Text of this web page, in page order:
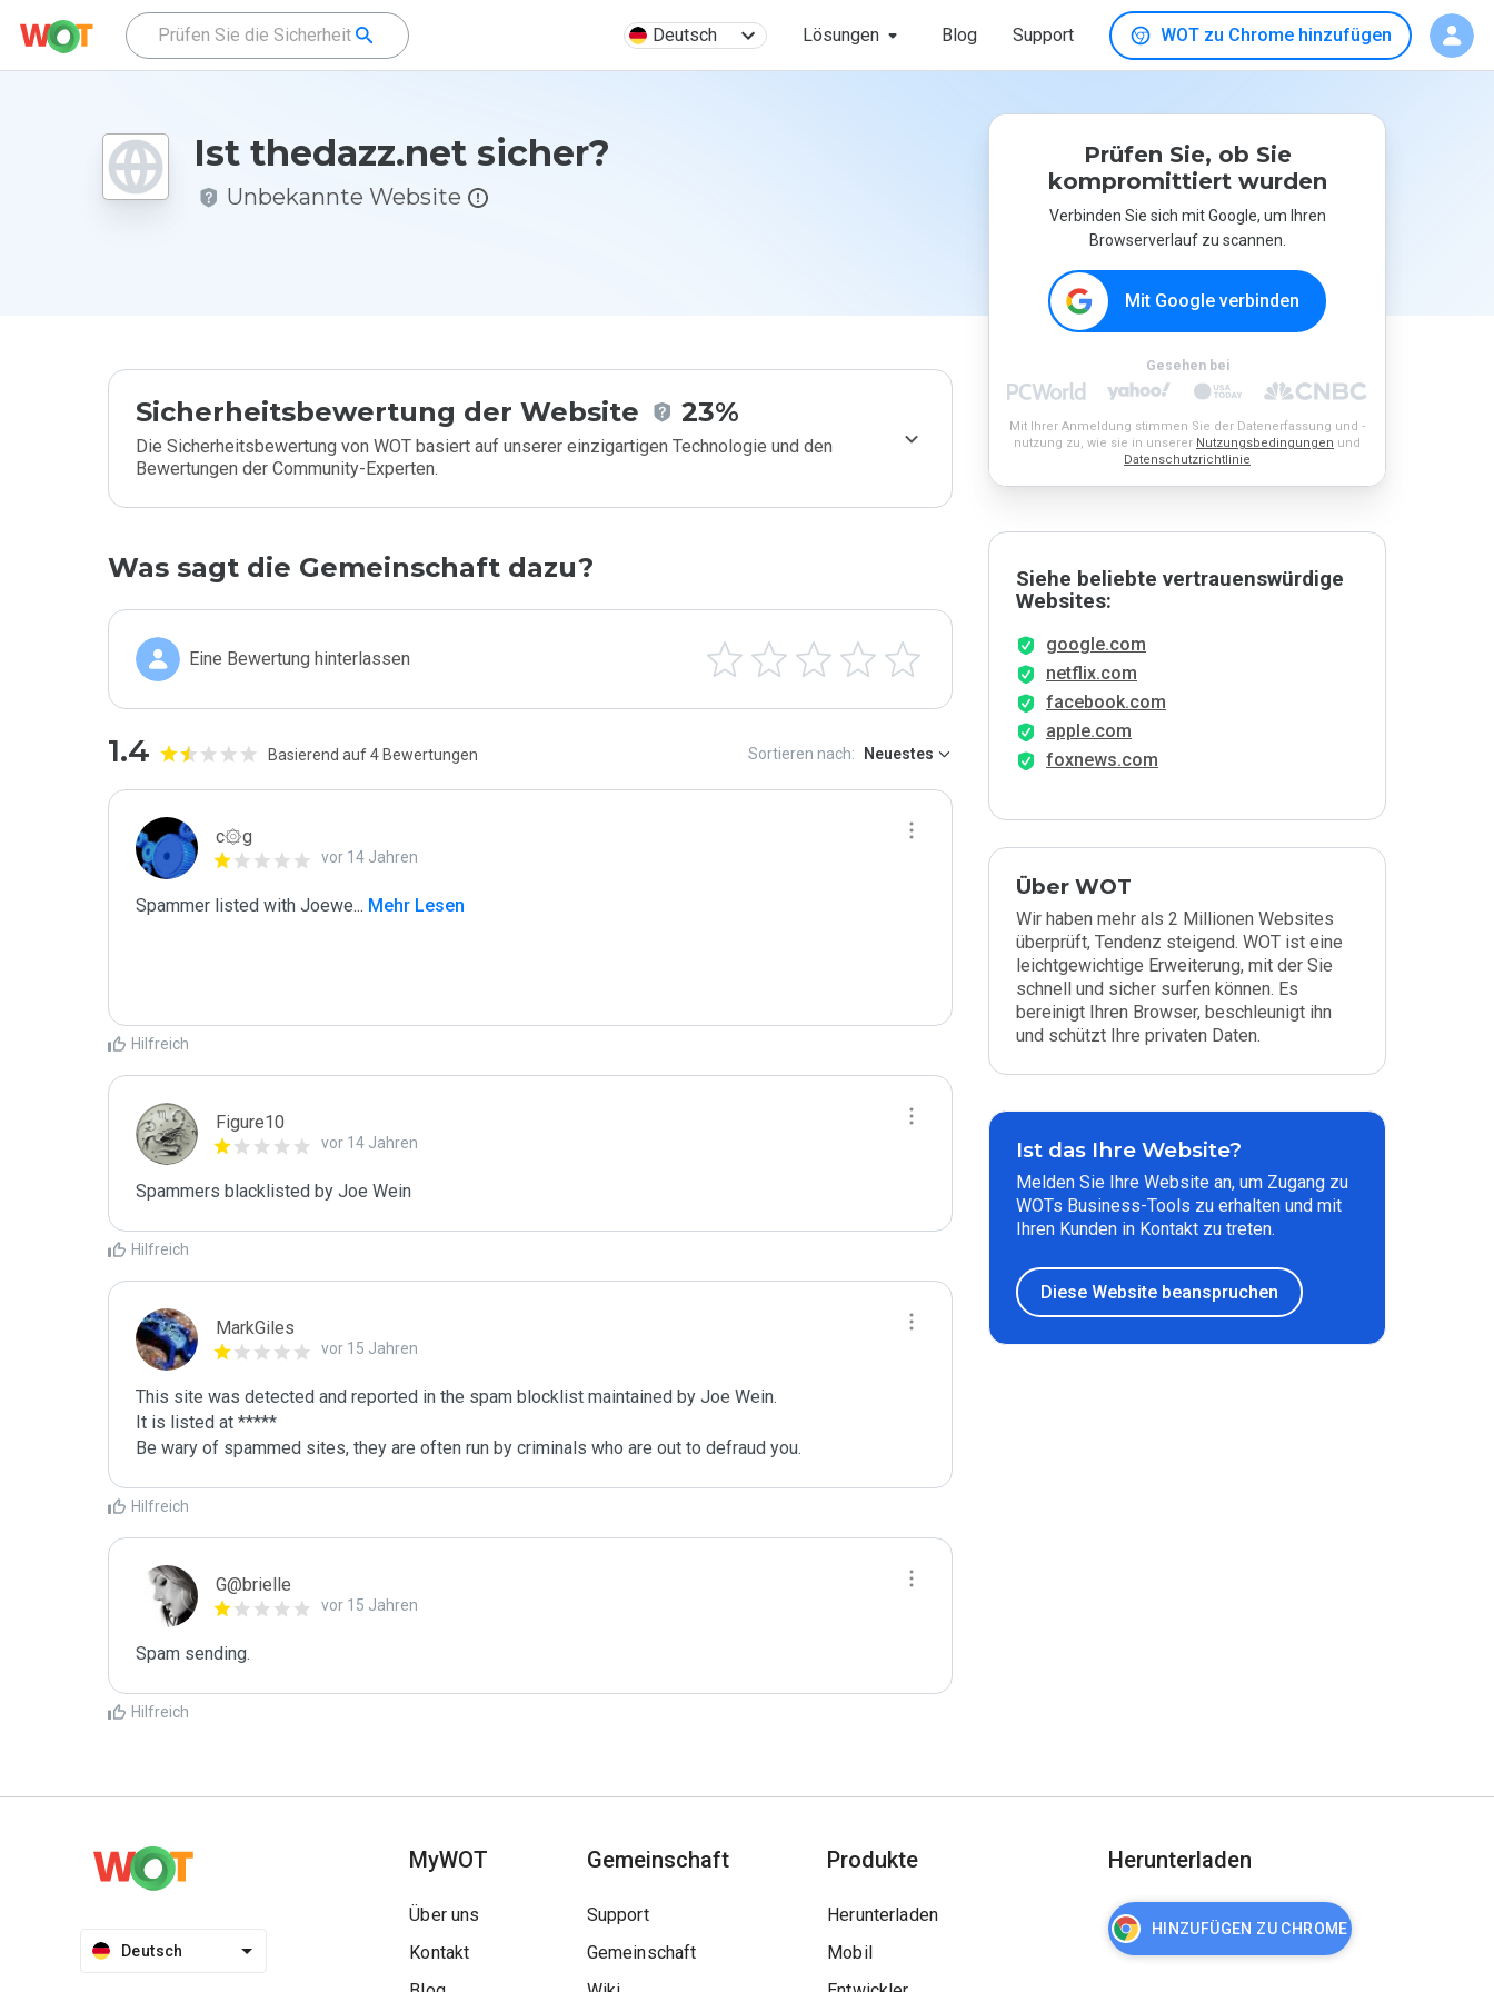
Deutsch Lösungen Blog Support WOT zu Chrome hinzufügen
Ist thedazz.net sicher?
Unbekannte Website
Sicherheitsbewertung der Website 23%
Die Sicherheitsbewertung von WOT basiert auf unserer einzigartigen Technologie und den
Bewertungen der Community-Experten.
Was sagt die Gemeinschaft dazu?
Eine Bewertung hinterlassen
1.4 Basierend auf 4 Bewertungen Sortieren nach: Neuestes
c۞g
vor 14 Jahren
Spammer listed with Joewe... Mehr Lesen
Hilfreich
Figure10
vor 14 Jahren
Spammers blacklisted by Joe Wein
Hilfreich
MarkGiles
vor 15 Jahren
This site was detected and reported in the spam blocklist maintained by Joe Wein.
It is listed at *****
Be wary of spammed sites, they are often run by criminals who are out to defraud you.
Hilfreich
G@brielle
vor 15 Jahren
Spam sending.
Hilfreich
Prüfen Sie, ob Sie
kompromittiert wurden
Verbinden Sie sich mit Google, um Ihren
Browserverlauf zu scannen.
Mit Google verbinden
Gesehen bei
Mit Ihrer Anmeldung stimmen Sie der Datenerfassung und -
nutzung zu, wie sie in unserer Nutzungsbedingungen und
Datenschutzrichtlinie
Siehe beliebte vertrauenswürdige
Websites:
google.com
netflix.com
facebook.com
apple.com
foxnews.com
Über WOT
Wir haben mehr als 2 Millionen Websites
überprüft, Tendenz steigend. WOT ist eine
leichtgewichtige Erweiterung, mit der Sie
schnell und sicher surfen können. Es
bereinigt Ihren Browser, beschleunigt ihn
und schützt Ihre privaten Daten.
Ist das Ihre Website?
Melden Sie Ihre Website an, um Zugang zu
WOTs Business-Tools zu erhalten und mit
Ihren Kunden in Kontakt zu treten.
Diese Website beanspruchen
Deutsch
MyWOT
Über uns
Kontakt
Gemeinschaft
Support
Gemeinschaft
Produkte
Herunterladen
Mobil
Herunterladen
HINZUFÜGEN ZU CHROME